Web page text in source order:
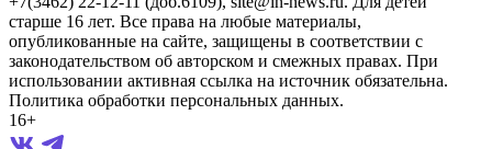
старше 16 лет. Все права на любые материалы,
опубликованные на сайте, защищены в соответствии с
законодательством об авторском и смежных правах. При
использовании активная ссылка на источник обязательна.
Политика обработки персональных данных.
16+